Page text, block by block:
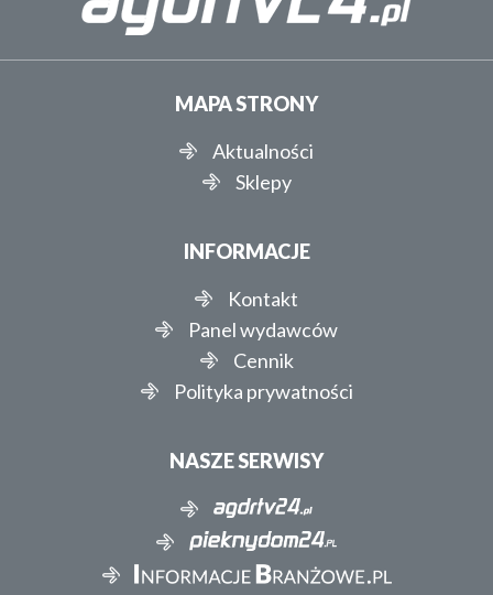
MAPA STRONY
Aktualności
Sklepy
INFORMACJE
Kontakt
Panel wydawców
Cennik
Polityka prywatności
NASZE SERWISY